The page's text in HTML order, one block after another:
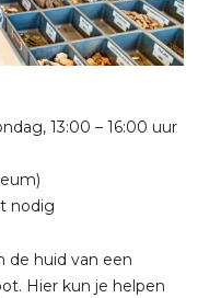
13:00 – 16:00 uur
nodig
de huid van een
Hier kun je helpen